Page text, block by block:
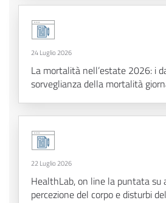
24 Luglio 2026
La mortalità nell’estate 2026: i
sorveglianza della mortalità
22 Luglio 2026
HealthLab, on line la puntata su
percezione del corpo e disturbi